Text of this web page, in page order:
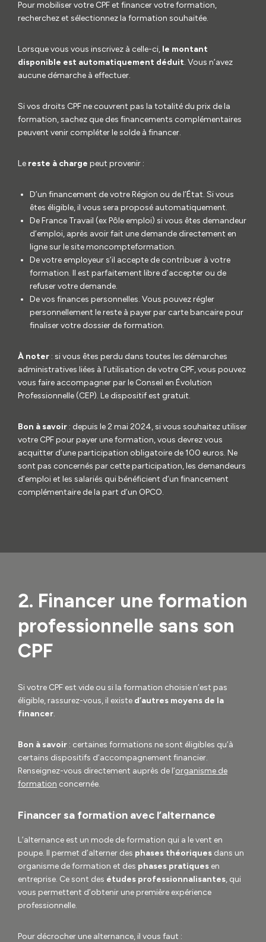
Pour mobiliser votre CPF et financer votre formation,
recherchez et sélectionnez la formation souhaitée.
Lorsque vous vous inscrivez à celle-ci, le montant
disponible est automatiquement déduit. Vous n’avez
aucune démarche à effectuer.
Si vos droits CPF ne couvrent pas la totalité du prix de la
formation, sachez que des financements complémentaires
peuvent venir compléter le solde à financer.
Le reste à charge peut provenir :
D’un financement de votre Région ou de l’État. Si vous
êtes éligible, il vous sera proposé automatiquement.
De France Travail (ex Pôle emploi) si vous êtes demandeur
d’emploi, après avoir fait une demande directement en
ligne sur le site moncompteformation.
De votre employeur s’il accepte de contribuer à votre
formation. Il est parfaitement libre d’accepter ou de
refuser votre demande.
De vos finances personnelles. Vous pouvez régler
personnellement le reste à payer par carte bancaire pour
finaliser votre dossier de formation.
À noter : si vous êtes perdu dans toutes les démarches
administratives liées à l’utilisation de votre CPF, vous pouvez
vous faire accompagner par le Conseil en Évolution
Professionnelle (CEP). Le dispositif est gratuit.
Bon à savoir : depuis le 2 mai 2024, si vous souhaitez utiliser
votre CPF pour payer une formation, vous devrez vous
acquitter d’une participation obligatoire de 100 euros. Ne
sont pas concernés par cette participation, les demandeurs
d’emploi et les salariés qui bénéficient d’un financement
complémentaire de la part d’un OPCO.
2. Financer une formation
professionnelle sans son
CPF
Si votre CPF est vide ou si la formation choisie n’est pas
éligible, rassurez-vous, il existe d’autres moyens de la
financer.
Bon à savoir : certaines formations ne sont éligibles qu’à
certains dispositifs d’accompagnement financier.
Renseignez-vous directement auprès de l’organisme de
formation concernée.
Financer sa formation avec l’alternance
L’alternance est un mode de formation qui a le vent en
poupe. Il permet d’alterner des phases théoriques dans un
organisme de formation et des phases pratiques en
entreprise. Ce sont des études professionnalisantes, qui
vous permettent d’obtenir une première expérience
professionnelle.
Pour décrocher une alternance, il vous faut :